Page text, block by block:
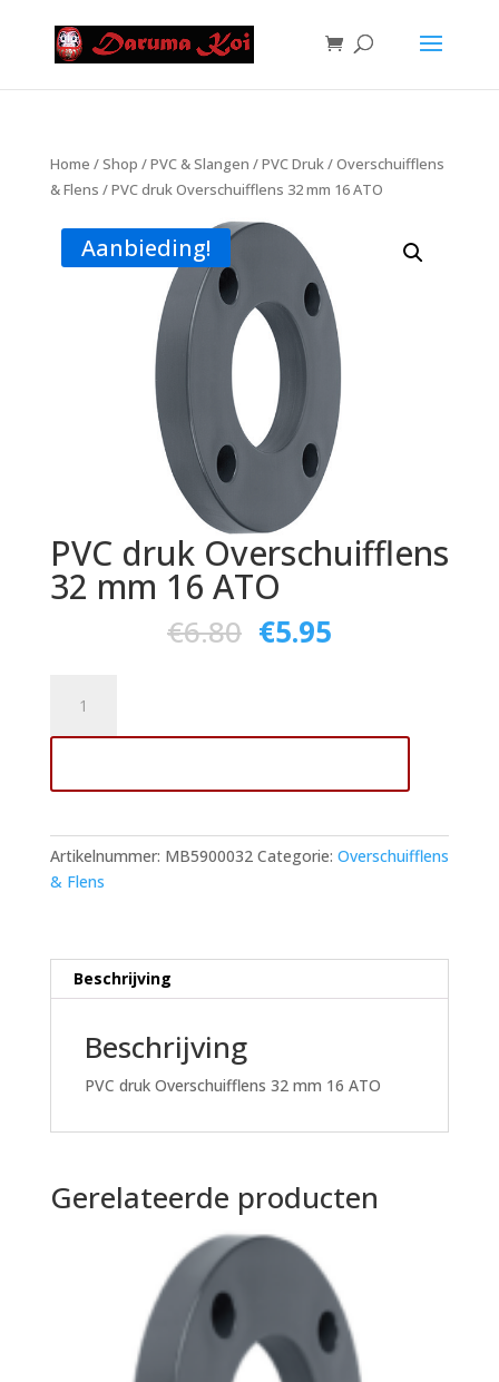
Home /Shop /PVC & Slangen /PVC Druk/Overschuifflens
& Flens / PVC druk Overschuifflens 32 mm 16 ATO
Aanbieding!
PVC druk Overschuifflens
32 mm 16 ATO
€6.80 €5.95
Overschuifflens
mm
ATO
aantal
Artikelnummer: MB5900032 Categorie: Overschuifflens
& Flens
Beschrijving
Beschrijving
PVC druk Overschuifflens 32 mm 16 ATO
Gerelateerde producten